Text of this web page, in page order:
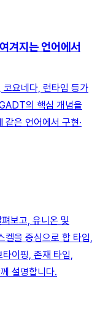
겨지는 언어에서
요네다, 런타임 등가
의 핵심 개념을
은 언어에서 구현·
보고, 유니온 및
켈을 중심으로 합 타입,
이핑, 존재 타입,
설명합니다.